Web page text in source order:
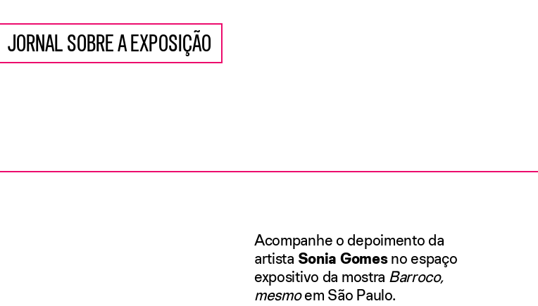
JORNAL SOBRE A EXPOSIÇÃO
Acompanhe o depoimento da
artista Sonia Gomesno espaço
expositivo da mostra Barroco,
mesmoem São Paulo.